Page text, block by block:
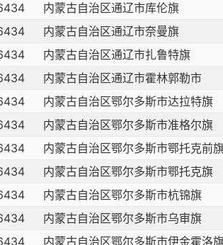
内蒙古自治区通辽市库伦旗
内蒙古自治区通辽市奈曼旗
内蒙古自治区通辽市扎鲁特旗
内蒙古自治区通辽市霍林郭勒市
内蒙古自治区鄂尔多斯市达拉特旗
内蒙古自治区鄂尔多斯市准格尔旗
内蒙古自治区鄂尔多斯市鄂托克前
内蒙古自治区鄂尔多斯市鄂托克旗
内蒙古自治区鄂尔多斯市杭锦旗
内蒙古自治区鄂尔多斯市乌审旗
内蒙古自治区鄂尔多斯市伊金霍洛